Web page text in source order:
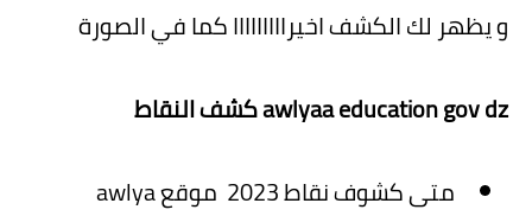
و يظهر لك الكشف اخيرااااااااا كما في الصورة
awlyaa education gov dz كشف النقاط
متى كشوف نقاط 2023 موقع awlya